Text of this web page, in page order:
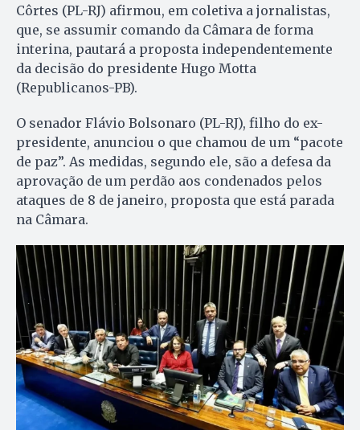
Côrtes (PL-RJ) afirmou, em coletiva a jornalistas,
que, se assumir comando da Câmara de forma
interina, pautará a proposta independentemente
da decisão do presidente Hugo Motta
(Republicanos-PB).
O senador Flávio Bolsonaro (PL-RJ), filho do ex-
presidente, anunciou o que chamou de um “pacote
de paz”. As medidas, segundo ele, são a defesa da
aprovação de um perdão aos condenados pelos
ataques de 8 de janeiro, proposta que está parada
na Câmara.